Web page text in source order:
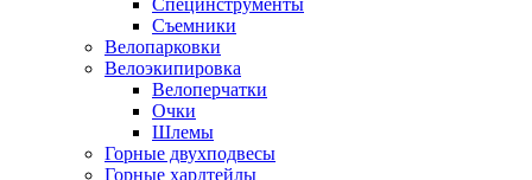
Специнструменты
Съемники
Велопарковки
Велоэкипировка
Велоперчатки
Очки
Шлемы
Горные двухподвесы
Горные хардтейлы